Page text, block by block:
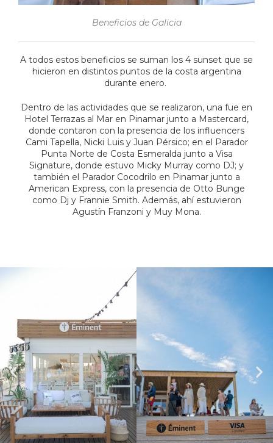
Beneficios de Galicia
A todos estos beneficios se suman los 4 sunset que se
hicieron en distintos puntos de la costa argentina
durante enero.
Dentro de las actividades que se realizaron, una fue en
Hotel Terrazas al Mar en Pinamar junto a Mastercard,
donde contaron con la presencia de los influencers
Cami Tapella, Nicki Luis y Juan Pérsico; en el Parador
Punta Norte de Costa Esmeralda junto a Visa
Signature, donde estuvo Micky Murray como DJ; y
también el Parador Cocodrilo en Pinamar junto a
American Express, con la presencia de Otto Bunge
como Dj y Frannie Smith. Además, ahí estuvieron
Agustín Franzoni y Muy Mona.